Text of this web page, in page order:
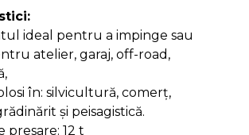
Auto
anvelope
Frana
ideal pentru a impinge sau
atelier, garaj, off-road,
în: silvicultură, comerț,
și peisagistică.
presare: 12 t